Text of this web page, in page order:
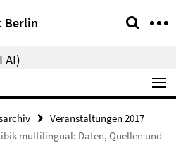
Berlin
Veranstaltungen 2017
multilingual: Daten, Quellen und